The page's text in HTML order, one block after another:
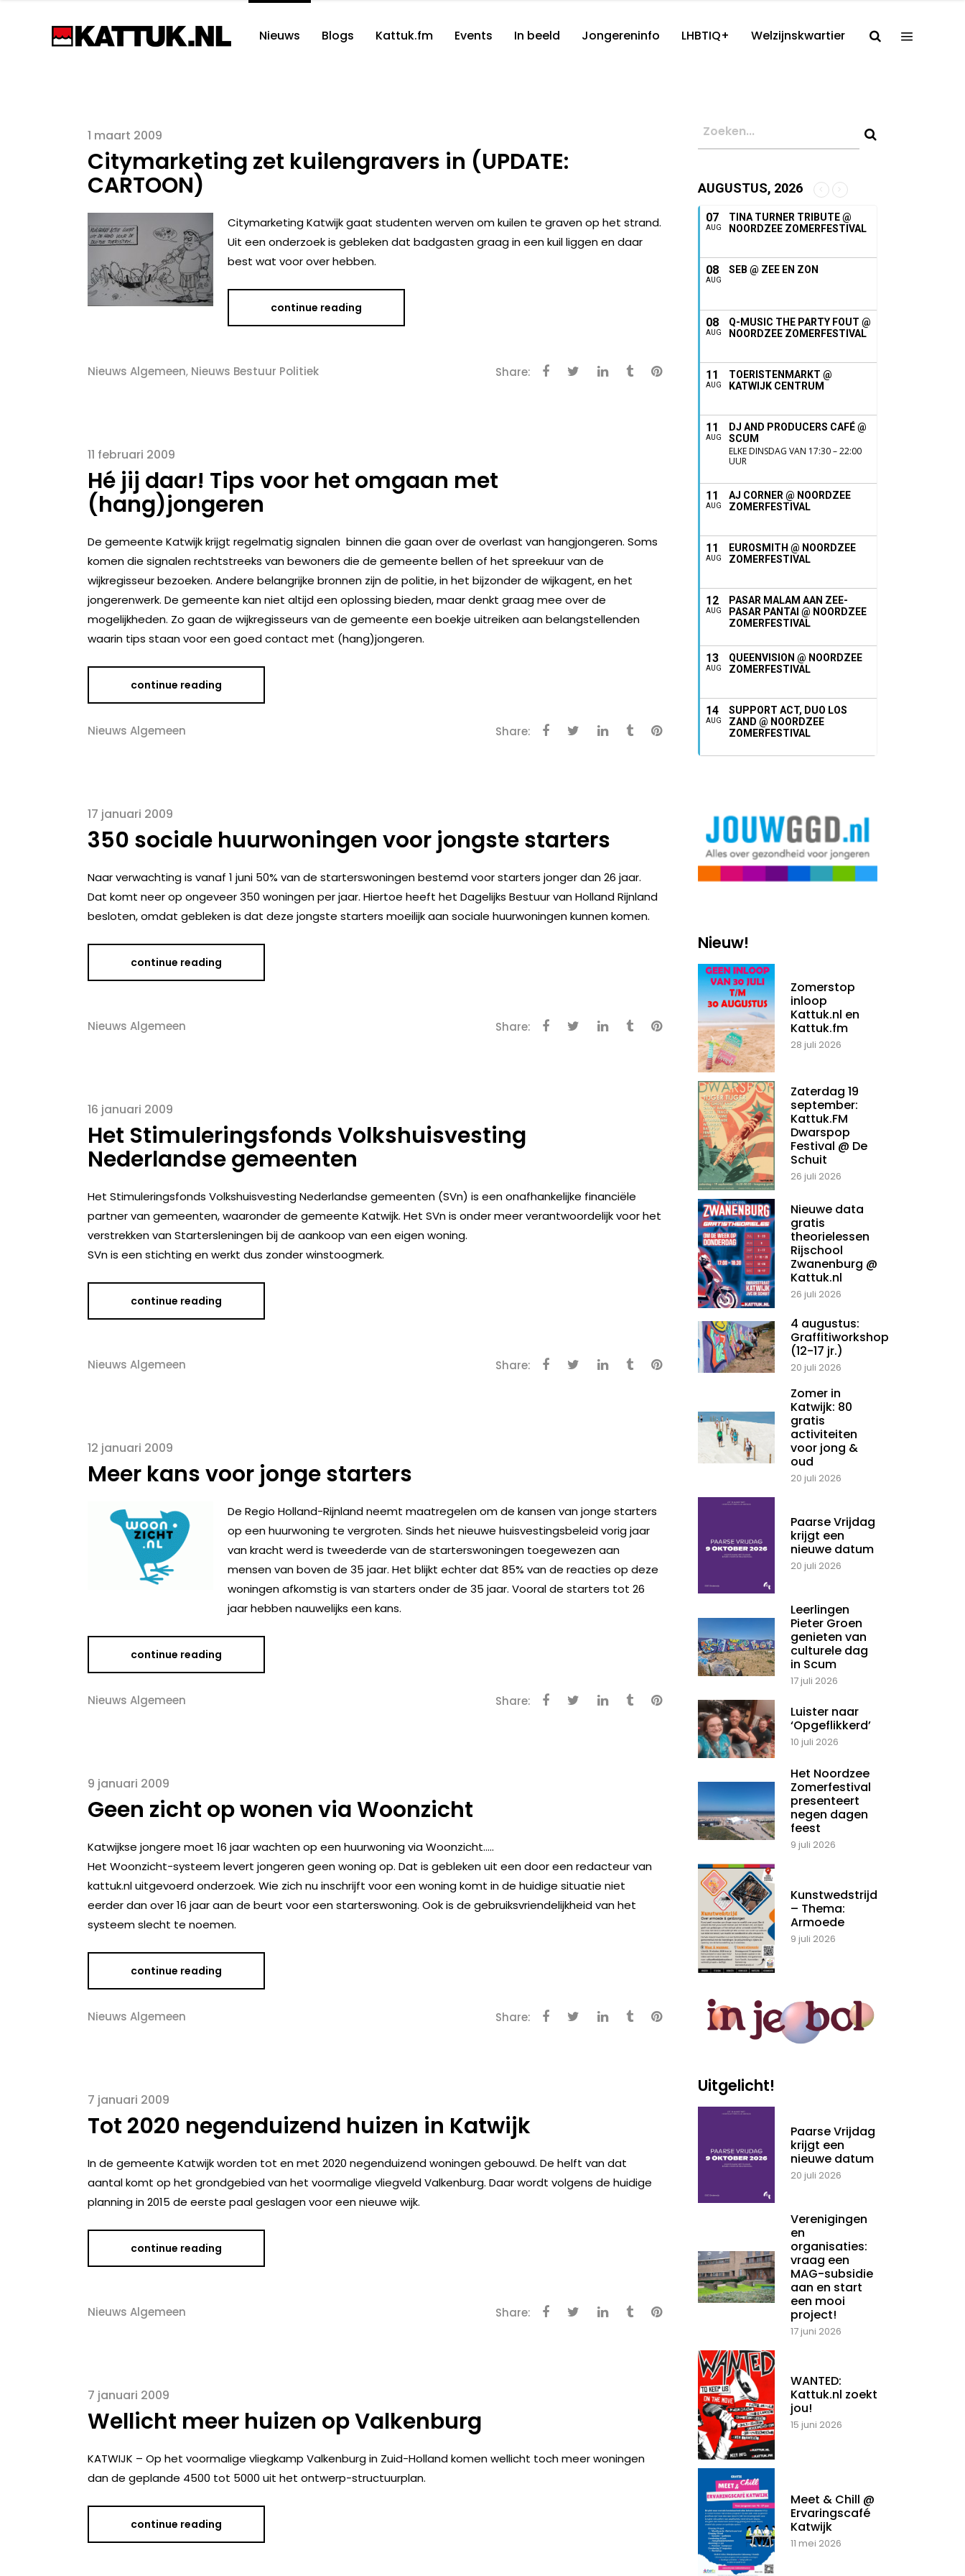
Nieuws Blogs Kattuk.fm Events In beeld Jongereninfo LHBTIQ+ Welzijnskwartier
1 maart 2009
Citymarketing zet kuilengravers in (UPDATE:
CARTOON)
Citymarketing Katwijk gaat studenten werven om kuilen te graven op het strand.
Uit een onderzoek is gebleken dat badgasten graag in een kuil liggen en daar
best wat voor over hebben.
continue reading
Nieuws Algemeen, Nieuws Bestuur Politiek Share:
11 februari 2009
Hé jij daar! Tips voor het omgaan met
(hang)jongeren
De gemeente Katwijk krijgt regelmatig signalen binnen die gaan over de overlast van hangjongeren. Soms
komen die signalen rechtstreeks van bewoners die de gemeente bellen of het spreekuur van de
wijkregisseur bezoeken. Andere belangrijke bronnen zijn de politie, in het bijzonder de wijkagent, en het
jongerenwerk. De gemeente kan niet altijd een oplossing bieden, maar denkt graag mee over de
mogelijkheden. Zo gaan de wijkregisseurs van de gemeente een boekje uitreiken aan belangstellenden
waarin tips staan voor een goed contact met (hang)jongeren.
continue reading
Nieuws Algemeen Share:
17 januari 2009
350 sociale huurwoningen voor jongste starters
Naar verwachting is vanaf 1 juni 50% van de starterswoningen bestemd voor starters jonger dan 26 jaar.
Dat komt neer op ongeveer 350 woningen per jaar. Hiertoe heeft het Dagelijks Bestuur van Holland Rijnland
besloten, omdat gebleken is dat deze jongste starters moeilijk aan sociale huurwoningen kunnen komen.
continue reading
Nieuws Algemeen Share:
16 januari 2009
Het Stimuleringsfonds Volkshuisvesting
Nederlandse gemeenten
Het Stimuleringsfonds Volkshuisvesting Nederlandse gemeenten (SVn) is een onafhankelijke financiële
partner van gemeenten, waaronder de gemeente Katwijk. Het SVn is onder meer verantwoordelijk voor het
verstrekken van Startersleningen bij de aankoop van een eigen woning.
SVn is een stichting en werkt dus zonder winstoogmerk.
continue reading
Nieuws Algemeen Share:
12 januari 2009
Meer kans voor jonge starters
De Regio Holland-Rijnland neemt maatregelen om de kansen van jonge starters
op een huurwoning te vergroten. Sinds het nieuwe huisvestingsbeleid vorig jaar
van kracht werd is tweederde van de starterswoningen toegewezen aan
mensen van boven de 35 jaar. Het blijkt echter dat 85% van de reacties op deze
woningen afkomstig is van starters onder de 35 jaar. Vooral de starters tot 26
jaar hebben nauwelijks een kans.
continue reading
Nieuws Algemeen Share:
9 januari 2009
Geen zicht op wonen via Woonzicht
Katwijkse jongere moet 16 jaar wachten op een huurwoning via Woonzicht…..
Het Woonzicht-systeem levert jongeren geen woning op. Dat is gebleken uit een door een redacteur van
kattuk.nl uitgevoerd onderzoek. Wie zich nu inschrijft voor een woning komt in de huidige situatie niet
eerder dan over 16 jaar aan de beurt voor een starterswoning. Ook is de gebruiksvriendelijkheid van het
systeem slecht te noemen.
continue reading
Nieuws Algemeen Share:
7 januari 2009
Tot 2020 negenduizend huizen in Katwijk
In de gemeente Katwijk worden tot en met 2020 negenduizend woningen gebouwd. De helft van dat
aantal komt op het grondgebied van het voormalige vliegveld Valkenburg. Daar wordt volgens de huidige
planning in 2015 de eerste paal geslagen voor een nieuwe wijk.
continue reading
Nieuws Algemeen Share:
7 januari 2009
Wellicht meer huizen op Valkenburg
KATWIJK – Op het voormalige vliegkamp Valkenburg in Zuid-Holland komen wellicht toch meer woningen
dan de geplande 4500 tot 5000 uit het ontwerp-structuurplan.
continue reading
AUGUSTUS, 2026
07
AUG
TINA TURNER TRIBUTE @
NOORDZEE ZOMERFESTIVAL
08
AUG
SEB @ ZEE EN ZON
08
AUG
Q-MUSIC THE PARTY FOUT @
NOORDZEE ZOMERFESTIVAL
11
AUG
TOERISTENMARKT @
KATWIJK CENTRUM
11
AUG
DJ AND PRODUCERS CAFÉ @
SCUM
ELKE DINSDAG VAN 17:30 – 22:00
UUR
11
AUG
AJ CORNER @ NOORDZEE
ZOMERFESTIVAL
11
AUG
EUROSMITH @ NOORDZEE
ZOMERFESTIVAL
12
AUG
PASAR MALAM AAN ZEE-
PASAR PANTAI @ NOORDZEE
ZOMERFESTIVAL
13
AUG
QUEENVISION @ NOORDZEE
ZOMERFESTIVAL
14
AUG
SUPPORT ACT, DUO LOS
ZAND @ NOORDZEE
ZOMERFESTIVAL
Nieuw!
Zomerstop
inloop
Kattuk.nl en
Kattuk.fm
28 juli 2026
Zaterdag 19
september:
Kattuk.FM
Dwarspop
Festival @ De
Schuit
26 juli 2026
Nieuwe data
gratis
theorielessen
Rijschool
Zwanenburg @
Kattuk.nl
26 juli 2026
4 augustus:
Graffitiworkshop
(12-17 jr.)
20 juli 2026
Zomer in
Katwijk: 80
gratis
activiteiten
voor jong &
oud
20 juli 2026
Paarse Vrijdag
krijgt een
nieuwe datum
20 juli 2026
Leerlingen
Pieter Groen
genieten van
culturele dag
in Scum
17 juli 2026
Luister naar
‘Opgeflikkerd’
10 juli 2026
Het Noordzee
Zomerfestival
presenteert
negen dagen
feest
9 juli 2026
Kunstwedstrijd
– Thema:
Armoede
9 juli 2026
Uitgelicht!
Paarse Vrijdag
krijgt een
nieuwe datum
20 juli 2026
Verenigingen
en
organisaties:
vraag een
MAG-subsidie
aan en start
een mooi
project!
17 juni 2026
WANTED:
Kattuk.nl zoekt
jou!
15 juni 2026
Meet & Chill @
Ervaringscafé
Katwijk
11 mei 2026